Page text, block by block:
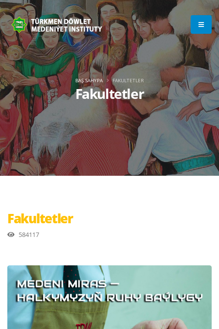
Fakultetler
BAŞ SAHYPA FAKULTETLER
Fakultetler
584117